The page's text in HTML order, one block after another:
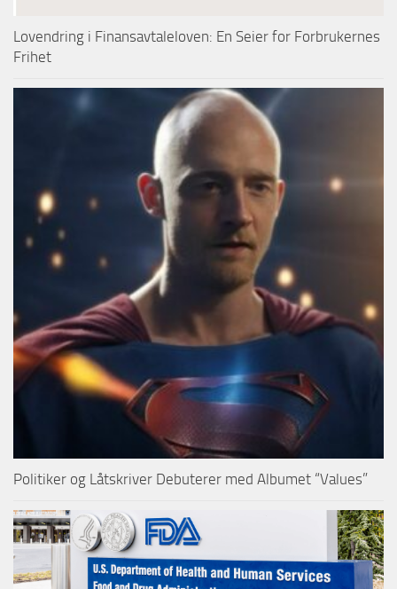
Lovendring i Finansavtaleloven: En Seier for Forbrukernes
Frihet
Politiker og Låtskriver Debuterer med Albumet “Values”